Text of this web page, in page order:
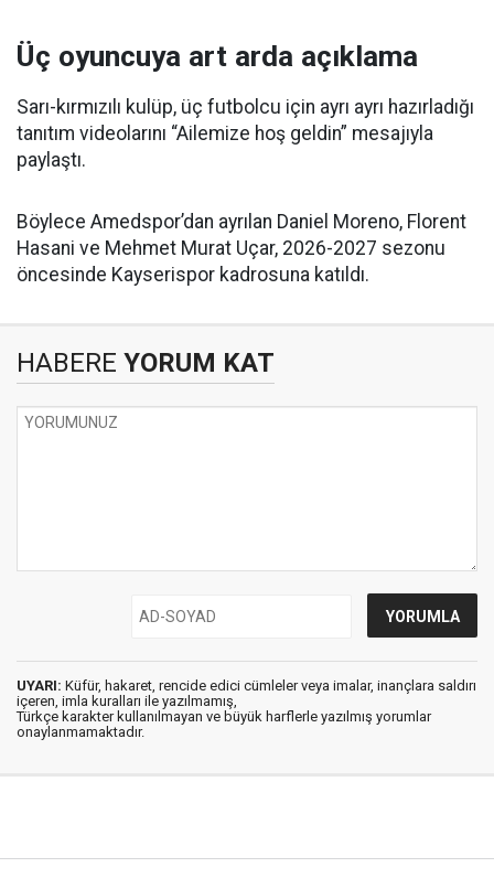
Üç oyuncuya art arda açıklama
Sarı-kırmızılı kulüp, üç futbolcu için ayrı ayrı hazırladığı
tanıtım videolarını “Ailemize hoş geldin” mesajıyla
paylaştı.
Böylece Amedspor’dan ayrılan Daniel Moreno, Florent
Hasani ve Mehmet Murat Uçar, 2026-2027 sezonu
öncesinde Kayserispor kadrosuna katıldı.
HABERE YORUM KAT
UYARI: Küfür, hakaret, rencide edici cümleler veya imalar, inançlara saldırı
içeren, imla kuralları ile yazılmamış,
Türkçe karakter kullanılmayan ve büyük harflerle yazılmış yorumlar
onaylanmamaktadır.